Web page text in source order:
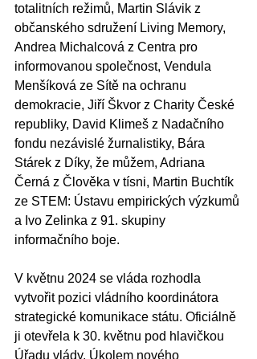
totalitních režimů, Martin Slávik z
občanského sdružení Living Memory,
Andrea Michalcová z Centra pro
informovanou společnost, Vendula
Menšíková ze Sítě na ochranu
demokracie, Jiří Škvor z Charity České
republiky, David Klimeš z Nadačního
fondu nezávislé žurnalistiky, Bára
Stárek z Díky, že můžem, Adriana
Černá z Člověka v tísni, Martin Buchtík
ze STEM: Ústavu empirických výzkumů
a Ivo Zelinka z 91. skupiny
informačního boje.
V květnu 2024 se vláda rozhodla
vytvořit pozici vládního koordinátora
strategické komunikace státu. Oficiálně
ji otevřela k 30. květnu pod hlavičkou
Úřadu vlády. Úkolem nového